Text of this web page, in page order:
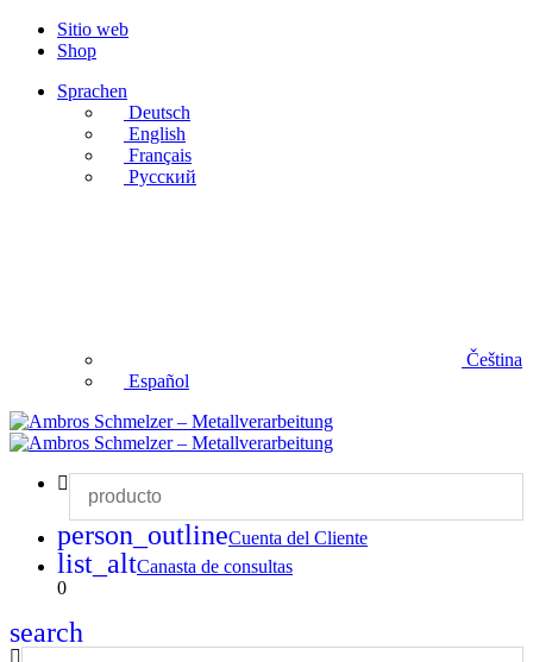
Sitio web
Shop
Sprachen
Deutsch
English
Français
Русский
Čeština
Español
person_outlineCuenta del Cliente
list_altCanasta de consultas
0
search